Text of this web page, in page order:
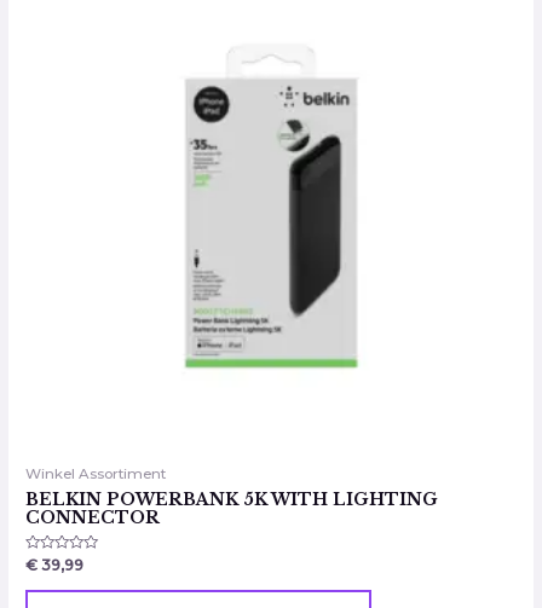
Winkel Assortiment
BELKIN POWERBANK 5K WITH LIGHTING
CONNECTOR
Gewaardeerd
uit
€ 39,99